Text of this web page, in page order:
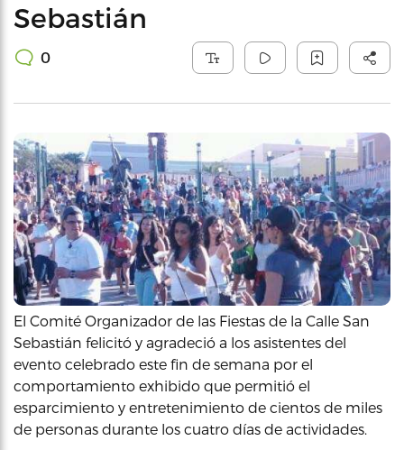
Sebastián
0
El Comité Organizador de las Fiestas de la Calle San
Sebastián felicitó y agradeció a los asistentes del
evento celebrado este fin de semana por el
comportamiento exhibido que permitió el
esparcimiento y entretenimiento de cientos de miles
de personas durante los cuatro días de actividades.